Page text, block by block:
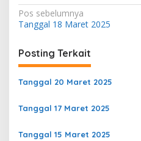
N
a
v
i
g
a
i
Pos sebelumnya
Tanggal 18 Maret 2025
Posting Terkait
Tanggal 20 Maret 2025
Tanggal 17 Maret 2025
Tanggal 15 Maret 2025